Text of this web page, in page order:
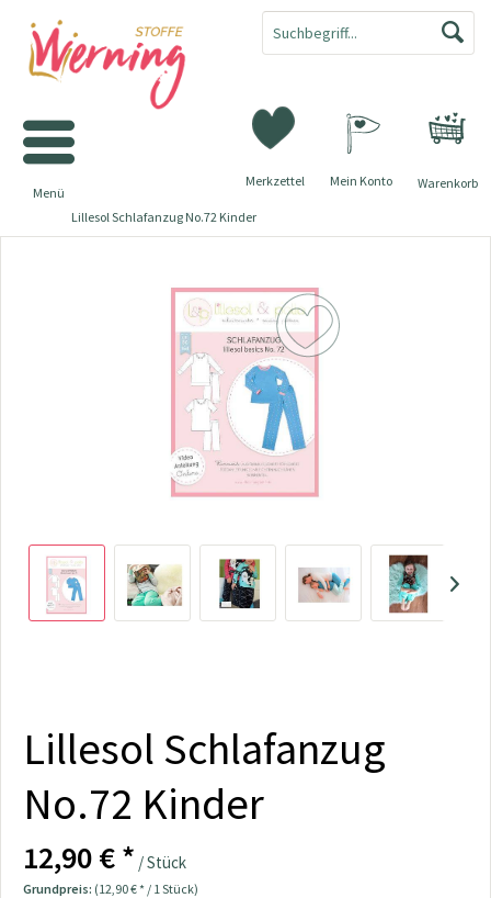
Warenkorb
Merkzettel Mein Konto
Menü
Lillesol Schlafanzug No.72 Kinder
Lillesol Schlafanzug
No.72 Kinder
12,90 € * / Stück
Grundpreis: (12,90 € * / 1 Stück)